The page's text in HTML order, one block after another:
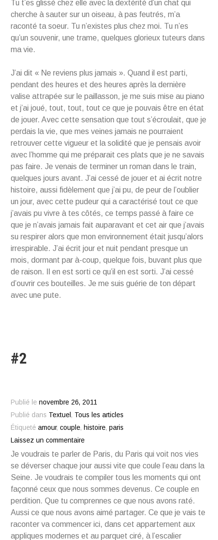
Tu t’es glissé chez elle avec la dextérité d’un chat qui
cherche à sauter sur un oiseau, à pas feutrés, m’a
raconté ta soeur. Tu n’existes plus chez moi. Tu n’es
qu’un souvenir, une trame, quelques glorieux tuteurs dans
ma vie.
J’ai dit « Ne reviens plus jamais ». Quand il est parti,
pendant des heures et des heures après la dernière
valise attrapée sur le paillasson, je me suis mise au piano
et j’ai joué, tout, tout, tout ce que je pouvais être en état
de jouer. Avec cette sensation que tout s’écroulait, que je
perdais la vie, que mes veines jamais ne pourraient
retrouver cette vigueur et la solidité que je pensais avoir
avec l’homme qui me préparait ces plats que je ne savais
pas faire. Je venais de terminer un roman dans le train,
quelques jours avant. J’ai cessé de jouer et ai écrit notre
histoire, aussi fidèlement que j’ai pu, de peur de l’oublier
un jour, avec cette pudeur qui a caractérisé tout ce que
j’avais pu vivre à tes côtés, ce temps passé à faire ce
que je n’avais jamais fait auparavant et cet air que j’avais
su respirer alors que mon environnement était jusqu’alors
irrespirable. J’ai écrit jour et nuit pendant presque un
mois, dormant par à-coup, quelque fois, buvant plus que
de raison. Il en est sorti ce qu’il en est sorti. J’ai cessé
d’ouvrir ces bouteilles. Je me suis guérie de ton départ
avec une pute.
#2
Publié lenovembre 26, 2011
Publié dans Textuel , Tous les articles
Étiquetéamour,couple, histoire,paris
Laissez un commentaire
Je voudrais te parler de Paris, du Paris qui voit nos vies
se déverser chaque jour aussi vite que coule l’eau dans la
Seine. Je voudrais te compiler tous les moments qui ont
façonné ceux que nous sommes devenus. Ce couple en
perdition. Que tu comprennes ce que nous avons raté.
Aussi ce que nous avons aimé partager. Ce que je vais te
raconter va commencer ici, dans cet appartement aux
appliques modernes et au parquet ciré, à l’escalier